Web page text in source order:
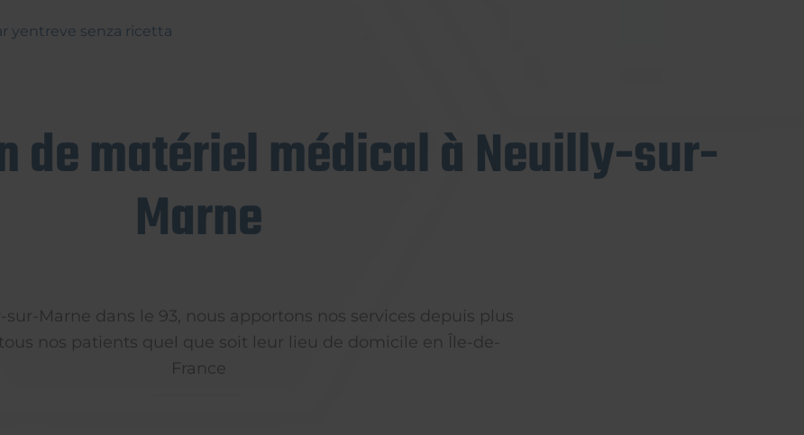
yentreve senza ricetta
de matériel médical à Neuilly-sur-
Marne
sur-Marne dans le 93, nous apportons nos services depuis plus
nos patients quel que soit leur lieu de domicile en Île-de-
France